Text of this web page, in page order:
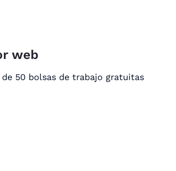
web
50 bolsas de trabajo gratuitas